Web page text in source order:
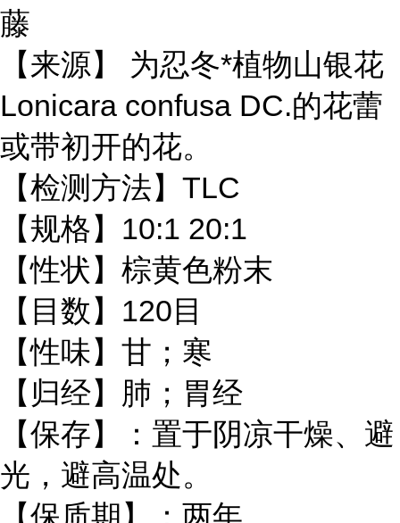
藤
【来源】 为忍冬*植物山银花
Lonicara confusa DC.的花蕾
或带初开的花。
【检测方法】TLC
【规格】10:1 20:1
【性状】棕黄色粉末
【目数】120目
【性味】甘；寒
【归经】肺；胃经
【保存】：置于阴凉干燥、避
光，避高温处。
【保质期】：两年